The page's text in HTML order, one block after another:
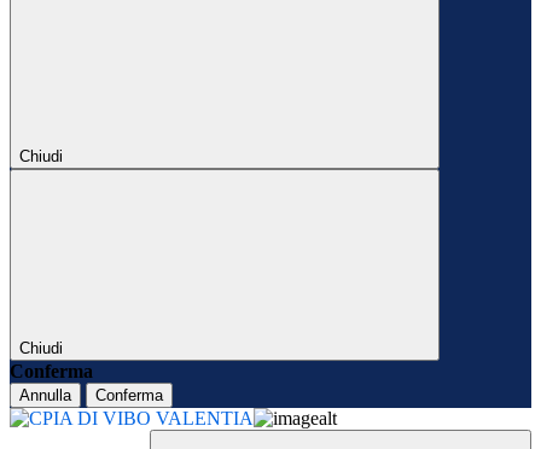
Chiudi
Chiudi
Conferma
Annulla Conferma